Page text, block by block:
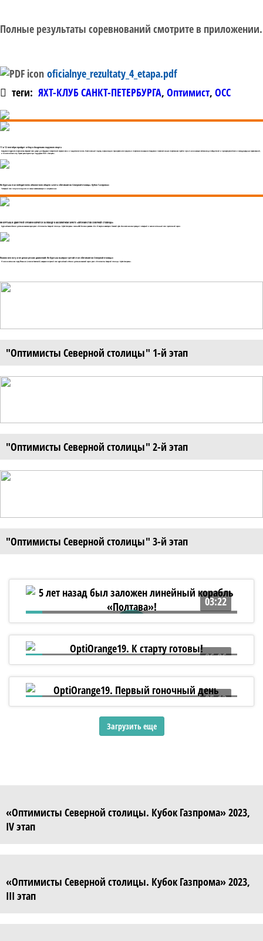
Полные результаты соревнований смотрите в приложении.
oficialnye_rezultaty_4_etapa.pdf
теги: ЯХТ-КЛУБ САНКТ-ПЕТЕРБУРГА, Оптимист, ОСС
11 и 12 сентября пройдет отбор в Академию парусного спорта
Академия парусного спорта вновь открывает свои двери для будущих покорителей морских волн и пьедесталов почета. Комплексный подход в организации тренировочного процесса и спортивное оснащение Академии позволяет юным спортсменам пройти путь от начинающих яхтсменов до победителей и призеров российских и международных соревнований,
и Олимпийских игр. Проект реализуется при поддержке ПАО «Газпром».
Ян Куртыш стал победителем абсолютного общего зачета «Оптимистов Северной столицы. Кубок Газпрома»
Четвертый этап получился одним из самых захватывающих и напряженных.
ЯН КУРТЫШ И ДМИТРИЙ ЕРЕМИН БОРЮТСЯ ЗА ПОБЕДУ В АБСОЛЮТНОМ ЗАЧЕТЕ «ОПТИМИСТОВ СЕВЕРНОЙ СТОЛИЦЫ»
Крупнейшая в России детско-юношеская серия регат «Оптимисты Северной столицы. Кубок Газпрома» сезона-2021 близка к развязке. 26 и 27 августа в акватории Невской губы Финского залива проходит четвертый и заключительный этап престижной серии.
Плавно вел яхту и не делал резких движений: Ян Куртыш выиграл третий этап «Оптимистов Северной столицы»
17 июля в яхтенном порту Йоханнес (поселок Советский) завершился третий этап крупнейшей в России детско-юношеской серии регат «Оптимисты Северной столицы. Кубок Газпрома».
"Оптимисты Северной столицы" 1-й этап
"Оптимисты Северной столицы" 2-й этап
"Оптимисты Северной столицы" 3-й этап
03:22
5 лет назад был заложен линейный
корабль «Полтава»!
06:06
OptiOrange19. К старту готовы!
05:13
OptiOrange19. Первый гоночный день
Загрузить еще
«Оптимисты Северной столицы. Кубок Газпрома» 2023,
IV этап
«Оптимисты Северной столицы. Кубок Газпрома» 2023,
III этап